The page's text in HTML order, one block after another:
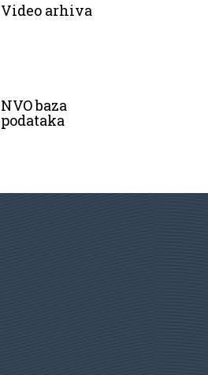
Video arhiva
NVO baza
podataka